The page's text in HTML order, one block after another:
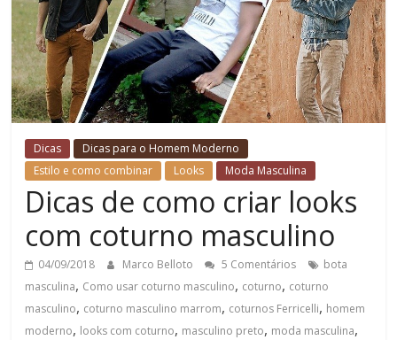
Dicas
Dicas para o Homem Moderno
Estilo e como combinar
Looks Moda Masculina
Dicas de como criar looks
com coturno masculino
04/09/2018 Marco Belloto 5 Comentários
bota
masculina, Como usar coturno masculino, coturno, coturno
masculino, coturno masculino marrom, coturnos Ferricelli, homem
moderno, looks com coturno, masculino preto, moda masculina,